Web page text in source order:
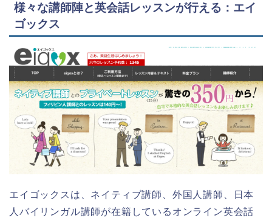
様々な講師陣と英会話レッスンが行える：エイ
ゴックス
エイゴックスは、ネイティブ講師、外国人講師、日本
人バイリンガル講師が在籍しているオンライン英会話